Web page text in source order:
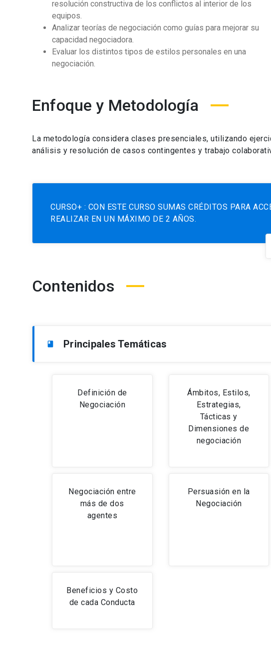
resolución constructiva de los conflictos al interior de los
equipos.
Analizar teorías de negociación como guías para mejorar su
capacidad negociadora.
Evaluar los distintos tipos de estilos personales en una
negociación.
Enfoque y Metodología
La metodología considera clases presenciales, utilizando
análisis y resolución de casos contingentes y trabajo
CURSO+ : CON ESTE CURSO SUMAS CRÉDITOS PARA
REALIZAR EN UN MÁXIMO DE 2 AÑOS.
Contenidos
book Principales Temáticas
Definición de
Negociación
Ámbitos, Estilos,
Estrategias,
Tácticas y
Dimensiones de
negociación
Negociación entre
más de dos
agentes
Persuasión en la
Negociación
Beneficios y Costo
de cada Conducta